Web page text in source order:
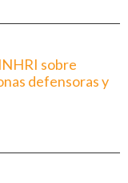
sobre
defensoras y